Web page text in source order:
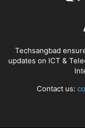
Techsangbad
updates on ICT &
Contact us: